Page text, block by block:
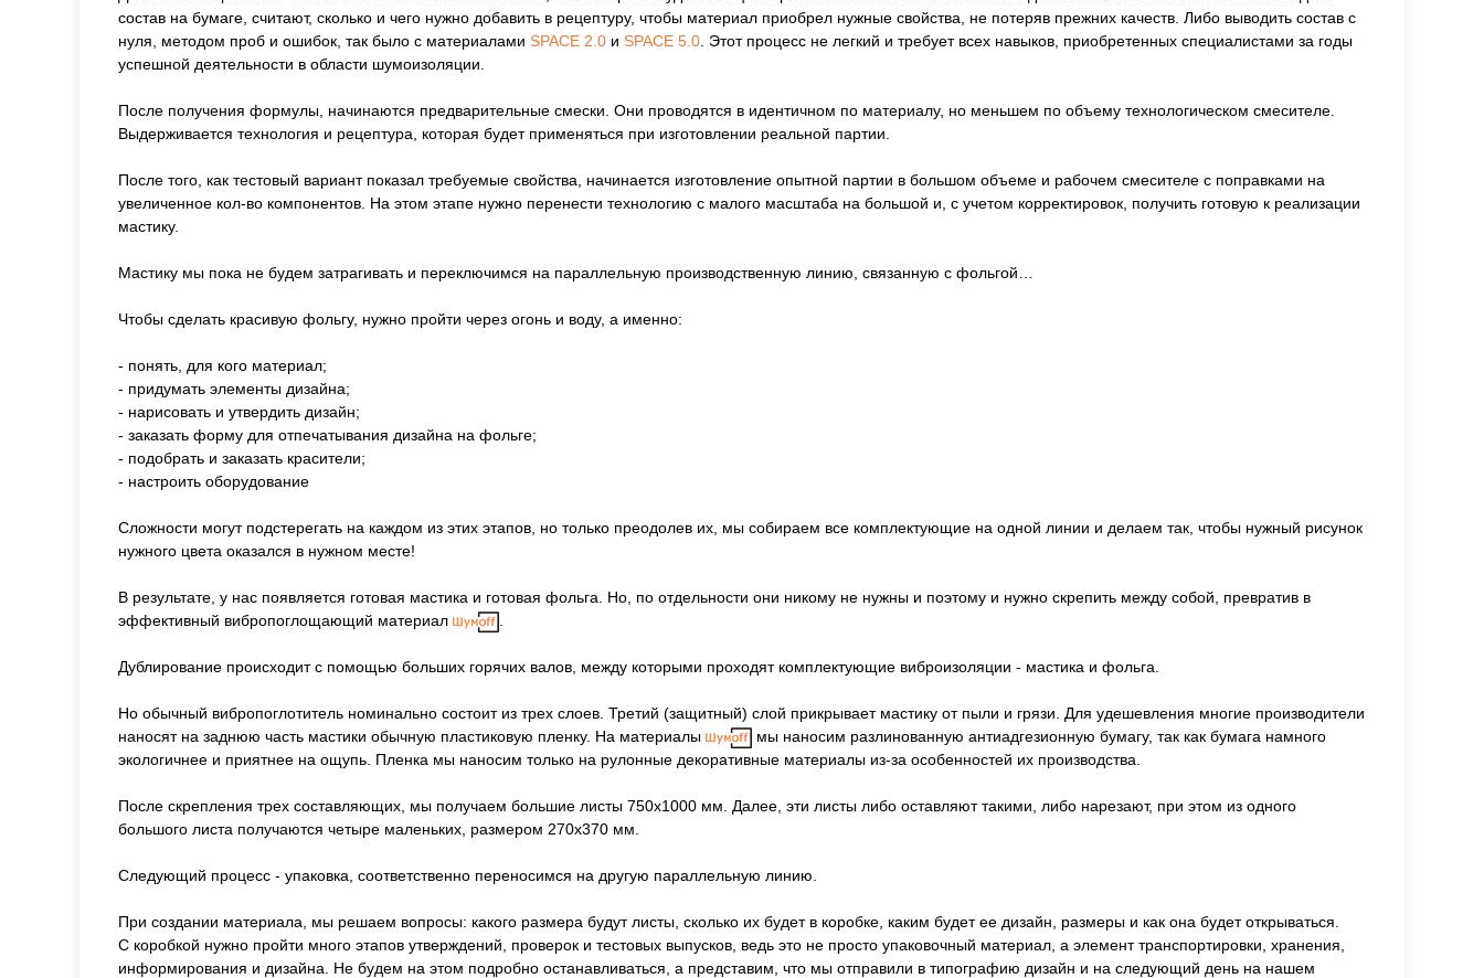
состав на бумаге, считают, сколько и чего нужно добавить в рецептуру, чтобы материал приобрел нужные свойства, не потеряв прежних качеств. Либо выводить состав с
нуля, методом проб и ошибок, так было с материалами SPACE 2.0 и SPACE 5.0 . Этот процесс не легкий и требует всех навыков, приобретенных специалистами за годы
успешной деятельности в области шумоизоляции.
После получения формулы, начинаются предварительные смески. Они проводятся в идентичном по материалу, но меньшем по объему технологическом смесителе.
Выдерживается технология и рецептура, которая будет применяться при изготовлении реальной партии.
После того, как тестовый вариант показал требуемые свойства, начинается изготовление опытной партии в большом объеме и рабочем смесителе с поправками на
увеличенное кол-во компонентов. На этом этапе нужно перенести технологию с малого масштаба на большой и, с учетом корректировок, получить готовую к реализации
мастику.
Мастику мы пока не будем затрагивать и переключимся на параллельную производственную линию, связанную с фольгой…
Чтобы сделать красивую фольгу, нужно пройти через огонь и воду, а именно:
- понять, для кого материал;
- придумать элементы дизайна;
- нарисовать и утвердить дизайн;
- заказать форму для отпечатывания дизайна на фольге;
- подобрать и заказать красители;
- настроить оборудование
Сложности могут подстерегать на каждом из этих этапов, но только преодолев их, мы собираем все комплектующие на одной линии и делаем так, чтобы нужный рисунок
нужного цвета оказался в нужном месте!
В результате, у нас появляется готовая мастика и готовая фольга. Но, по отдельности они никому не нужны и поэтому и нужно скрепить между собой, превратив в
эффективный вибропоглощающий материал
Дублирование происходит с помощью больших горячих валов, между которыми проходят комплектующие виброизоляции - мастика и фольга.
Но обычный вибропоглотитель номинально состоит из трех слоев. Третий (защитный) слой прикрывает мастику от пыли и грязи. Для удешевления многие производители
наносят на заднюю часть мастики обычную пластиковую пленку. На материалы
мы наносим разлинованную антиадгезионную бумагу, так как бумага намного
экологичнее и приятнее на ощупь. Пленка мы наносим только на рулонные декоративные материалы из-за особенностей их производства.
После скрепления трех составляющих, мы получаем большие листы 750х1000 мм. Далее, эти листы либо оставляют такими, либо нарезают, при этом из одного
большого листа получаются четыре маленьких, размером 270х370 мм.
Следующий процесс - упаковка, соответственно переносимся на другую параллельную линию.
При создании материала, мы решаем вопросы: какого размера будут листы, сколько их будет в коробке, каким будет ее дизайн, размеры и как она будет открываться.
С коробкой нужно пройти много этапов утверждений, проверок и тестовых выпусков, ведь это не просто упаковочный материал, а элемент транспортировки, хранения,
информирования и дизайна. Не будем на этом подробно останавливаться, а представим, что мы отправили в типографию дизайн и на следующий день на нашем